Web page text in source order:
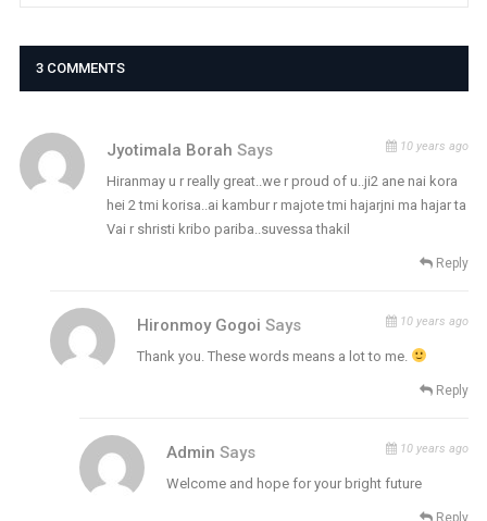
3 COMMENTS
Jyotimala Borah Says 10 years ago
Hiranmay u r really great..we r proud of u..ji2 ane nai kora
hei 2 tmi korisa..ai kambur r majote tmi hajarjni ma hajar ta
Vai r shristi kribo pariba..suvessa thakil
Reply
Hironmoy GogoiSays 10 years ago
Thank you. These words means a lot to me.
Reply
AdminSays 10 years ago
Welcome and hope for your bright future
Reply